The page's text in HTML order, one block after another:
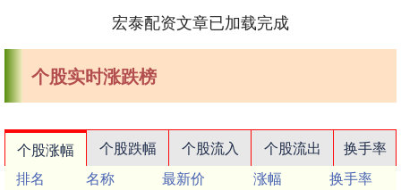
宏泰配资文章已加载完成
个股实时涨跌榜
个股涨幅 个股跌幅 个股流入 个股流出
换手率
排名
名称 最新价 涨幅
换手率